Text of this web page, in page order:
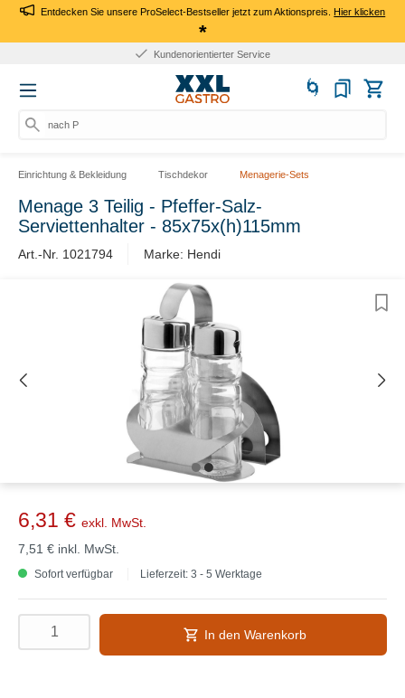
Entdecken Sie unsere ProSelect-Bestseller jetzt zum Aktionspreis.Hier klicken
*
Kundenorientierter Service
nach Pro
Einrichtung & Bekleidung Tischdekor Menagerie-Sets
Menage 3 Teilig - Pfeffer-Salz-
Serviettenhalter - 85x75x(h)115mm
Art.-Nr. 1021794 Marke: Hendi
6,31 € exkl. MwSt.
7,51 € inkl. MwSt.
Sofort verfügbar Lieferzeit: 3 - 5 Werktage
In den Warenkorb